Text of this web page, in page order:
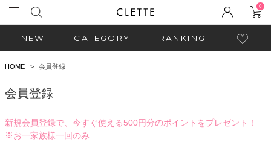
0
NEW CATEGORY RANKING
HOME 会員登録
会員登録
新規会員登録で、今すぐ使える500円分のポイントをプレゼント！
※お一家族様一回のみ